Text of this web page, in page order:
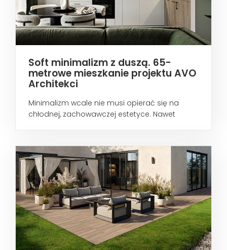
Soft minimalizm z duszą. 65-
metrowe mieszkanie projektu AVO
Architekci
Minimalizm wcale nie musi opierać się na
chłodnej, zachowawczej estetyce. Nawet